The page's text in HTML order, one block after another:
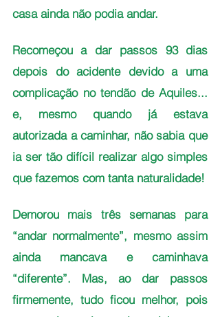
casa ainda não podia andar.
Recomeçou a dar passos 93 dias
depois do acidente devido a uma
complicação no tendão de Aquiles...
e, mesmo quando já estava
autorizada a caminhar, não sabia que
ia ser tão difícil realizar algo simples
que fazemos com tanta naturalidade!
Demorou mais três semanas para
“andar normalmente”, mesmo assim
ainda mancava e caminhava
“diferente”. Mas, ao dar passos
firmemente, tudo ficou melhor, pois